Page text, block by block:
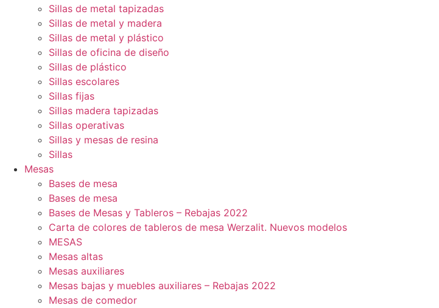
Sillas de metal tapizadas
Sillas de metal y madera
Sillas de metal y plástico
Sillas de oficina de diseño
Sillas de plástico
Sillas escolares
Sillas fijas
Sillas madera tapizadas
Sillas operativas
Sillas y mesas de resina
Sillas
Mesas
Bases de mesa
Bases de mesa
Bases de Mesas y Tableros – Rebajas 2022
Carta de colores de tableros de mesa Werzalit. Nuevos modelos
MESAS
Mesas altas
Mesas auxiliares
Mesas bajas y muebles auxiliares – Rebajas 2022
Mesas de comedor